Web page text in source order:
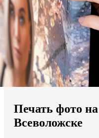
Мы доставляем по всему
Продолжить без города
Печать фото на
Всеволожске